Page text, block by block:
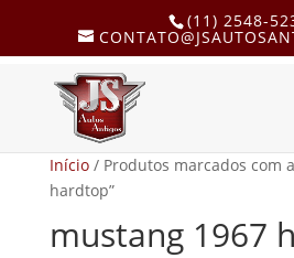
(11) 2548-
Início/ Produtos marcados com
hardtop”
mustang 1967